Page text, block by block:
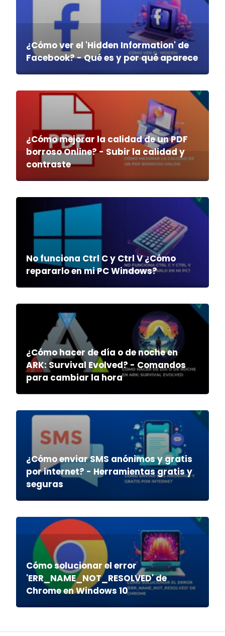
¿Cómo ver el 'Hidden Information' de
Facebook? - Qué es y por qué aparece
¿Cómo mejorar la calidad de un PDF
borroso Online? - Subir la calidad y
contraste
No funciona Ctrl C y Ctrl V ¿Cómo
repararlo en mi PC Windows?
¿Cómo hacer de día o de noche en
ARK: Survival Evolved? - Comandos
para cambiar la hora
¿Cómo enviar SMS anónimos y gratis
por internet? - Herramientas gratis y
seguras
Cómo solucionar el error
'ERR_NAME_NOT_RESOLVED' de
Chrome en Windows 10